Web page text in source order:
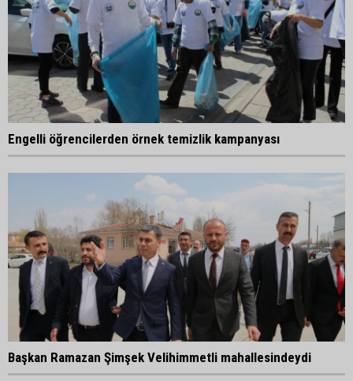
Engelli öğrencilerden örnek temizlik kampanyası
Başkan Ramazan Şimşek Velihimmetli mahallesindeydi